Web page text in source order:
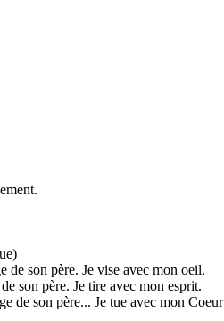
de son père. Je vise avec mon oeil.
son père. Je tire avec mon esprit.
de son père... Je tue avec mon Coeur